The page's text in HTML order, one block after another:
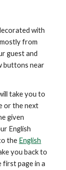
with
from
guest and
buttons near
take you to
or the next
given
English
the English
you back to
first page in a